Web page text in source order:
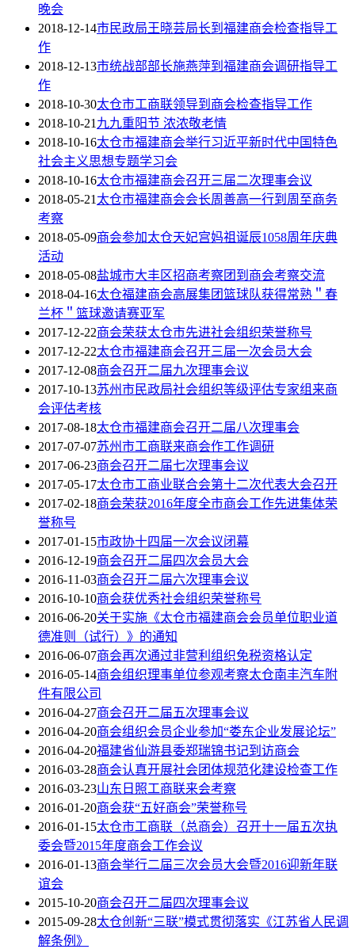
晚会
2018-12-14市民政局王晓芸局长到福建商会检查指导工
作
2018-12-13市统战部部长施燕萍到福建商会调研指导工
作
2018-10-30太仓市工商联领导到商会检查指导工作
2018-10-21九九重阳节 浓浓敬老情
2018-10-16太仓市福建商会举行习近平新时代中国特色
社会主义思想专题学习会
2018-10-16太仓市福建商会召开三届二次理事会议
2018-05-21太仓市福建商会会长周善高一行到周至商务
考察
2018-05-09商会参加太仓天妃宫妈祖诞辰1058周年庆典
活动
2018-05-08盐城市大丰区招商考察团到商会考察交流
2018-04-16太仓福建商会高展集团篮球队获得常熟＂春
兰杯＂篮球邀请赛亚军
2017-12-22商会荣获太仓市先进社会组织荣誉称号
2017-12-22太仓市福建商会召开三届一次会员大会
2017-12-08商会召开二届九次理事会议
2017-10-13苏州市民政局社会组织等级评估专家组来商
会评估考核
2017-08-18太仓市福建商会召开二届八次理事会
2017-07-07苏州市工商联来商会作工作调研
2017-06-23商会召开二届七次理事会议
2017-05-17太仓市工商业联合会第十二次代表大会召开
2017-02-18商会荣获2016年度全市商会工作先进集体荣
誉称号
2017-01-15市政协十四届一次会议闭幕
2016-12-19商会召开二届四次会员大会
2016-11-03商会召开二届六次理事会议
2016-10-10商会获优秀社会组织荣誉称号
2016-06-20关于实施《太仓市福建商会会员单位职业道
德准则（试行）》的通知
2016-06-07商会再次通过非营利组织免税资格认定
2016-05-14商会组织理事单位参观考察太仓南丰汽车附
件有限公司
2016-04-27商会召开二届五次理事会议
2016-04-20商会组织会员企业参加“娄东企业发展论坛”
2016-04-20福建省仙游县委郑瑞锦书记到访商会
2016-03-28商会认真开展社会团体规范化建设检查工作
2016-03-23山东日照工商联来会考察
2016-01-20商会获“五好商会”荣誉称号
2016-01-15太仓市工商联（总商会）召开十一届五次执
委会暨2015年度商会工作会议
2016-01-13商会举行二届三次会员大会暨2016迎新年联
谊会
2015-10-20商会召开二届四次理事会议
2015-09-28太仓创新“三联”模式贯彻落实《江苏省人民调
解条例》